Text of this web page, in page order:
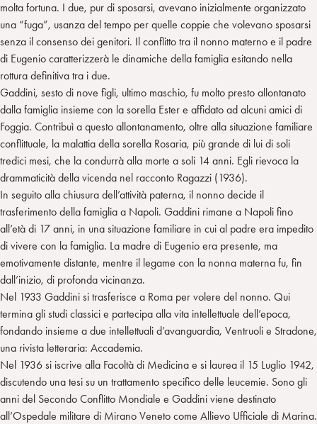
molta fortuna. I due, pur di sposarsi, avevano inizialmente organizzato
una “fuga”, usanza del tempo per quelle coppie che volevano sposarsi
senza il consenso dei genitori. Il conflitto tra il nonno materno e il padre
di Eugenio caratterizzerà le dinamiche della famiglia esitando nella
rottura definitiva tra i due.
Gaddini, sesto di nove figli, ultimo maschio, fu molto presto allontanato
dalla famiglia insieme con la sorella Ester e affidato ad alcuni amici di
Foggia. Contribuì a questo allontanamento, oltre alla situazione familiare
conflittuale, la malattia della sorella Rosaria, più grande di lui di soli
tredici mesi, che la condurrà alla morte a soli 14 anni. Egli rievoca la
drammaticità della vicenda nel racconto Ragazzi (1936).
In seguito alla chiusura dell’attività paterna, il nonno decide il
trasferimento della famiglia a Napoli. Gaddini rimane a Napoli fino
all’età di 17 anni, in una situazione familiare in cui al padre era impedito
di vivere con la famiglia. La madre di Eugenio era presente, ma
emotivamente distante, mentre il legame con la nonna materna fu, fin
dall’inizio, di profonda vicinanza.
Nel 1933 Gaddini si trasferisce a Roma per volere del nonno. Qui
termina gli studi classici e partecipa alla vita intellettuale dell’epoca,
fondando insieme a due intellettuali d’avanguardia, Ventruoli e Stradone,
una rivista letteraria: Accademia.
Nel 1936 si iscrive alla Facoltà di Medicina e si laurea il 15 Luglio 1942,
discutendo una tesi su un trattamento specifico delle leucemie. Sono gli
anni del Secondo Conflitto Mondiale e Gaddini viene destinato
all’Ospedale militare di Mirano Veneto come Allievo Ufficiale di Marina.